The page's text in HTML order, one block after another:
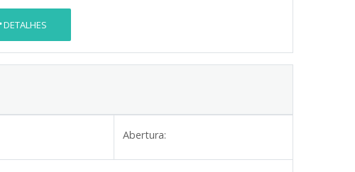
DETALHES
Abertura: